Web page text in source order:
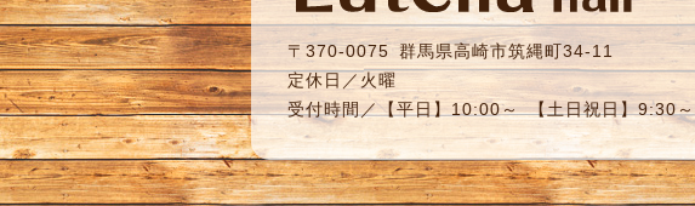
〒370-0075群馬県高崎市筑縄町34-11
定休日／火曜
受付時間／【平日】10:00～ 【土日祝日】9:30～